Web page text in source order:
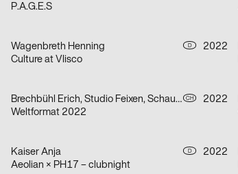
P.A.G.E.S
Wagenbreth Henning D
2022
Culture at Vlisco
Brechbühl Erich, Studio Feixen, Schaub Josh CH
2022
Weltformat 2022
Kaiser Anja D
2022
Aeolian × PH17 – clubnight